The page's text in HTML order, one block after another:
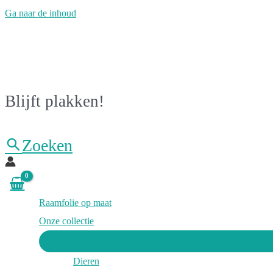
Ga naar de inhoud
Blijft plakken!
Zoeken
Raamfolie op maat
Onze collectie
Dieren